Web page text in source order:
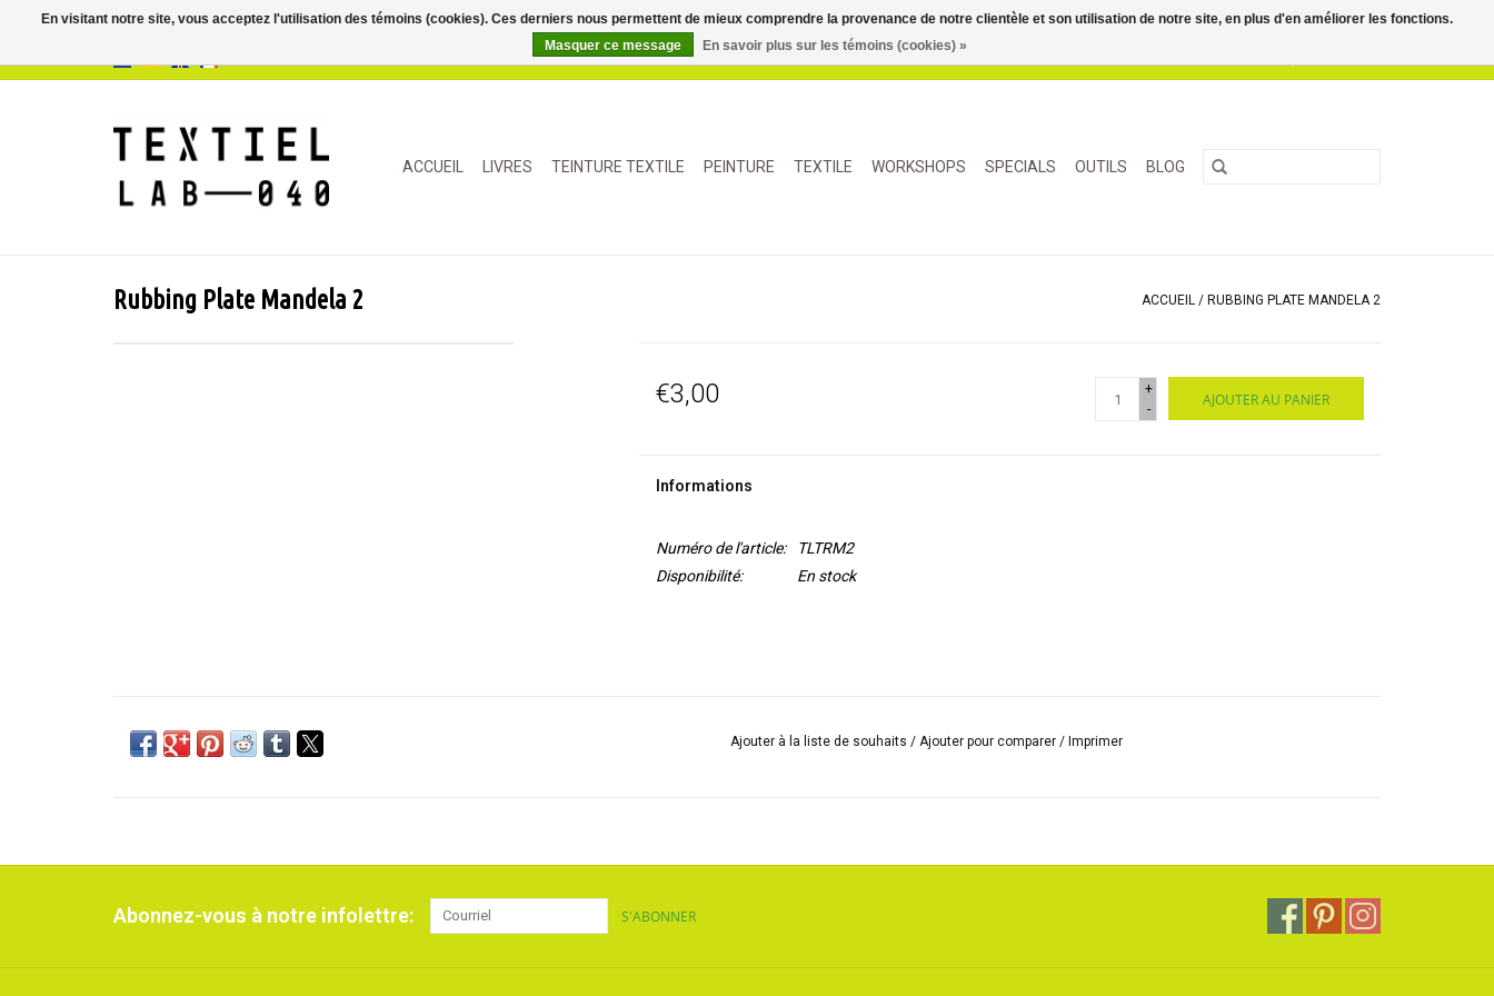
ACCUEIL LIVRES TEINTURE TEXTILE PEINTURE TEXTILE WORKSHOPS SPECIALS OUTILS BLOG
Rubbing Plate Mandela 2 ACCUEIL / RUBBING PLATE MANDELA 2
€3,00
+
-
AJOUTER AU PANIER
Informations
Numéro de l'article:
TLTRM2
Disponibilité:
En stock
Ajouter à la liste de souhaits/Ajouter pour comparer/ Imprimer
Abonnez-vous à notre infolettre: S'ABONNER
En visitant notre site, vous acceptez l'utilisation des témoins (cookies). Ces derniers nous permettent de mieux comprendre la provenance de notre clientèle et son utilisation de notre site, en plus d'en améliorer les fonctions.
Masquer ce message
En savoir plus sur les témoins (cookies) »